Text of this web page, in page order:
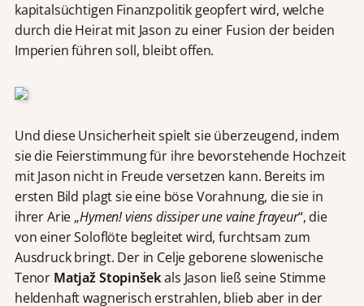
kapitalsüchtigen Finanzpolitik geopfert wird, welche
durch die Heirat mit Jason zu einer Fusion der beiden
Imperien führen soll, bleibt offen.
Und diese Unsicherheit spielt sie überzeugend, indem
sie die Feierstimmung für ihre bevorstehende Hochzeit
mit Jason nicht in Freude versetzen kann. Bereits im
ersten Bild plagt sie eine böse Vorahnung, die sie in
ihrer Arie „Hymen! viens dissiper une vaine frayeur“, die
von einer Soloflöte begleitet wird, furchtsam zum
Ausdruck bringt. Der in Celje geborene slowenische
Tenor Matjaž Stopinšekals Jason ließ seine Stimme
heldenhaft wagnerisch erstrahlen, blieb aber in der